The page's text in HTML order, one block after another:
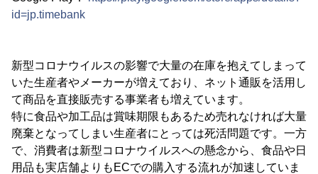
id=jp.timebank
新型コロナウイルスの影響で大量の在庫を抱えてしまって
いた生産者やメーカーが増えており、ネット通販を活用し
て商品を直接販売する事業者も増えています。
特に食品や加工品は賞味期限もあるため売れなければ大量
廃棄となってしまい生産者にとっては死活問題です。一方
で、消費者は新型コロナウイルスへの懸念から、食品や日
用品も実店舗よりもECでの購入する流れが加速していま